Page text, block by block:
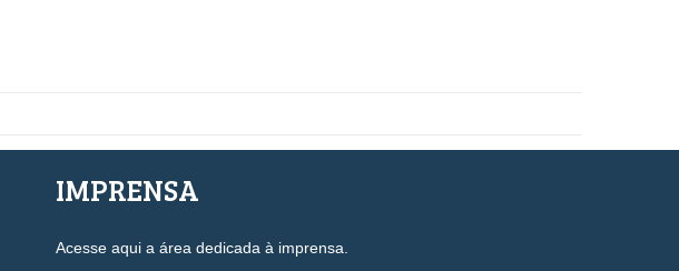
IMPRENSA
Acesse aqui a área dedicada à imprensa.